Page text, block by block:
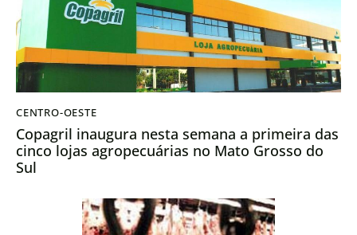
CENTRO-OESTE
Copagril inaugura nesta semana a primeira das
cinco lojas agropecuárias no Mato Grosso do
Sul